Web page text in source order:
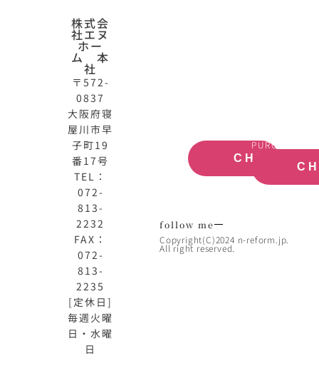
株式会
社エヌ
ホー
ム 本
社
〒572-
0837
大阪府寝
屋川市早
子町19
番17号
TEL：
072-
813-
2232
FAX：
072-
813-
2235
[定休日]
毎週火曜
日・水曜
日
CHECK
PURCHASE
follow me
Copyright(C)2024 n-reform.jp.
All right reserved.